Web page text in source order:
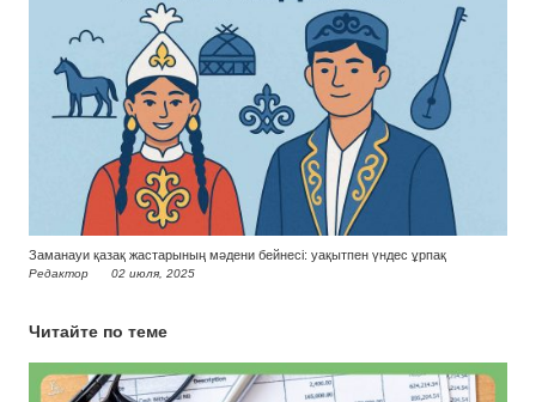
Заманауи қазақ жастарының мәдени бейнесі: уақытпен үндес ұрпақ
Редактор 02 июля, 2025
Читайте по теме